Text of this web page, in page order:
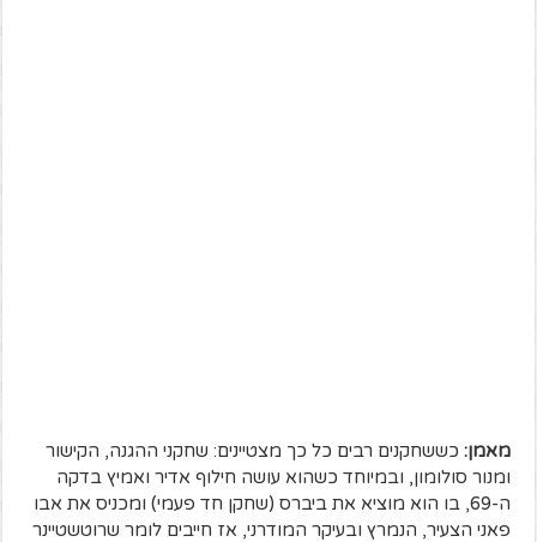
מאמן: כששחקנים רבים כל כך מצטיינים: שחקני ההגנה, הקישור
ומנור סולומון, ובמיוחד כשהוא עושה חילוף אדיר ואמיץ בדקה
ה-69, בו הוא מוציא את ביברס (שחקן חד פעמי) ומכניס את אבו
פאני הצעיר, הנמרץ ובעיקר המודרני, אז חייבים לומר שרוטשטיינר